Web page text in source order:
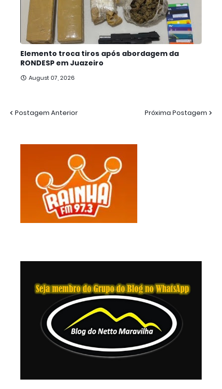
Elemento troca tiros após abordagem da
RONDESP em Juazeiro
August 07, 2026
Postagem Anterior Próxima Postagem